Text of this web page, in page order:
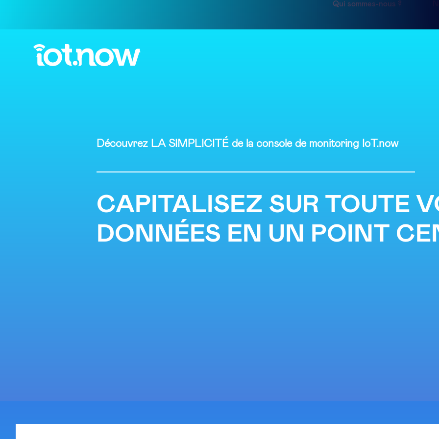
Qui sommes-nous ?
Découvrez LA SIMPLICITÉ de la console de monitoring IoT.now
CAPITALISEZ SUR TOUTE
DONNÉES EN UN POINT